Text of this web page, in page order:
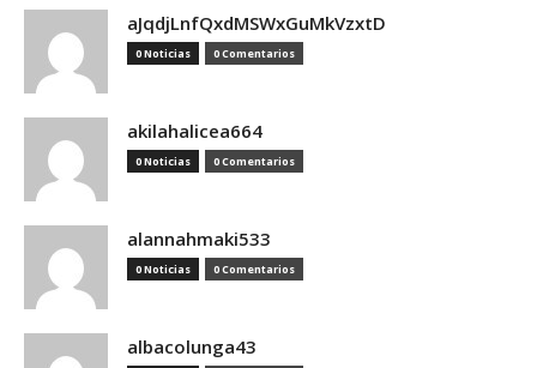
aJqdjLnfQxdMSWxGuMkVzxtD
0 Noticias 0 Comentarios
akilahalicea664
0 Noticias 0 Comentarios
alannahmaki533
0 Noticias 0 Comentarios
albacolunga43